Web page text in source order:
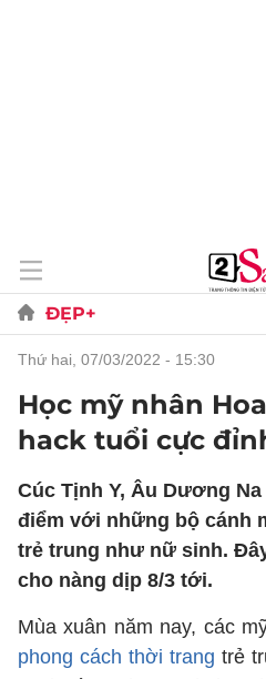
ĐẸP+
thứ hai, 07/03/2022 - 15:30
Học mỹ nhân
hack tuổi cực
Cúc Tịnh Y, Âu Dương
điểm với những bộ cánh
trẻ trung như nữ sinh.
cho nàng dịp 8/3 tới.
Mùa xuân năm nay, các
phong cách thời trang trẻ